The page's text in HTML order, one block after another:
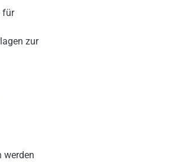
für
zur
werden